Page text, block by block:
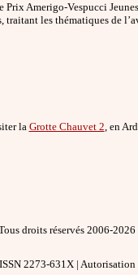
Prix Amerigo-Vespucci
les thématiques de
laGrotte Chauvet 2, en
droits réservés 2006-
2273-631X |